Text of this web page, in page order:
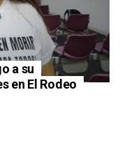
a su
en El Rodeo